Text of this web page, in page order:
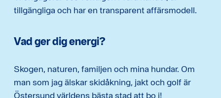
tillgängliga och har en transparent affärsmodell.
Vad ger dig energi?
Skogen, naturen, familjen och mina hundar. Om
man som jag älskar skidåkning, jakt och golf är
Östersund världens bästa stad att bo i!